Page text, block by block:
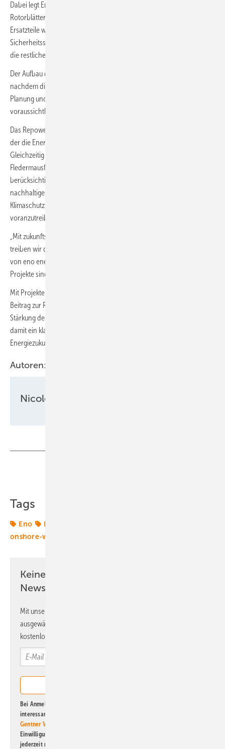
Dabei legt Eno Energy besonderen Wert auf Nachhaltigkeit. Die
Rotorblätter, Maschinen und Naben der alten Turbinen werden als
Ersatzteile weiterverwendet. Ein unteres Turmsegment findet künftig in
Sicherheitsschulungen der Servicetechniker Verwendung, während
die restlichen Teile vor Ort zerkleinert und verschrottet werden.
Der Aufbau der neuen Anlagen beginnt im zweiten Quartal 2025,
nachdem die Komponenten angeliefert wurden. Dank sorgfältiger
Planung und moderner Montageverfahren wird das Projekt
voraussichtlich bis Ende Juni 2025 abgeschlossen sein.
Das Repowering-Projekt in Kirch Mulsow ist ein bedeutender Schritt,
der die Energieproduktion an diesem Standort fast verdreifacht.
Gleichzeitig werden Umweltauflagen wie Abschaltungen während des
Fledermausflugs und Vogelschutzmaßnahmen konsequent
berücksichtigt. eno energy zeigt damit, wie innovative Technik und
nachhaltiges Handeln optimal kombiniert werden können, um
Klimaschutz und regionale Versorgung mit erneuerbarer Energie
voranzutreiben.
„Mit zukunftsweisender Technologie und nachhaltigen Lösungen
treiben wir die Energiewende konsequent voran,“ erklärt ein Sprecher
von eno energy. „Und das ist nur der Anfang – weitere Repowering-
Projekte sind bereits in Planung.“
Mit Projekten wie diesem leistet eno energy nicht nur einen wichtigen
Beitrag zur Reduzierung von CO₂-Emissionen, sondern auch zur
Stärkung der regionalen Energieversorgung. Das Unternehmen setzt
damit ein klares Signal für eine grüne und unabhängige
Energiezukunft.
Autoren:
Nicole Weinhold
Tags
Eno Eno Energy
onshore-wind
Keine Zeit? Kein Problem mit dem ERE
Newsletter!
Mit unserem Newsletter erhalten Sie regelmäßig von uns
ausgewählte Informationen und Neuigkeiten, gebündelt und
kostenlos direkt ins Postfach.
Bei Anmeldung zu diesem Newsletter bin ich damit einverstanden, über
interessante Verlags- und Online-Angebote
Gentner Verlag GmbH & Co. KG
Einwilligung kann ich jederzeit widerrufen und eine Abmeldung ist
jederzeit möglich. Informationen zum Umgang mit Daten finden Sie